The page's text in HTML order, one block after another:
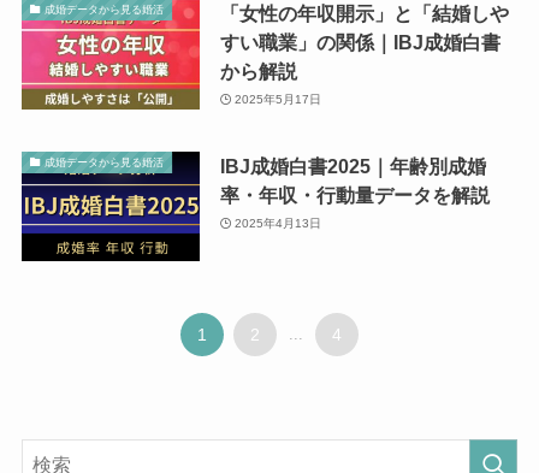
成婚データから見る婚活
「女性の年収開示」と「結婚しや
すい職業」の関係｜IBJ成婚白書
から解説
2025年5月17日
成婚データから見る婚活
IBJ成婚白書2025｜年齢別成婚
率・年収・行動量データを解説
2025年4月13日
1 2 ... 4